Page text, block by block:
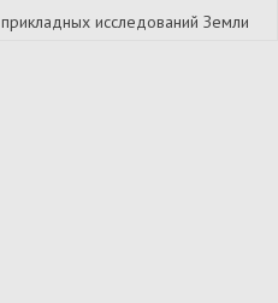
прикладных исследований Земли